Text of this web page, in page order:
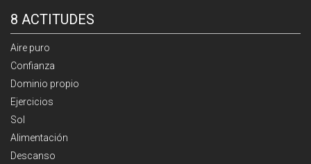
8 ACTITUDES
Aire puro
Confianza
Dominio propio
Ejercicios
Sol
Alimentación
Descanso